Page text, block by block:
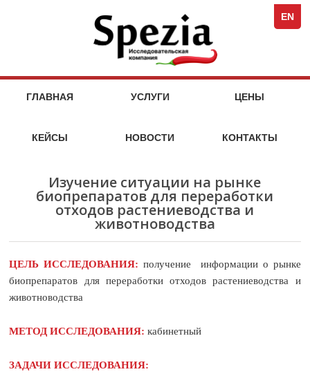
ГЛАВНАЯ
УСЛУГИ
ЦЕНЫ
КЕЙСЫ НОВОСТИ КОНТАКТЫ
Full-
EN
Изучение ситуации на рынке
биопрепаратов для переработки
отходов растениеводства и
животноводства
ЦЕЛЬ ИССЛЕДОВАНИЯ:получение
информации о рынке
биопрепаратов для переработки отходов растениеводства и
животноводства
МЕТОД ИССЛЕДОВАНИЯ: кабинетный
ЗАДАЧИ ИССЛЕДОВАНИЯ:
услуг